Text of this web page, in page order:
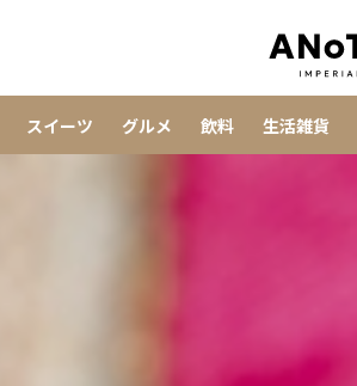
スイーツ グルメ 飲料 生活雑貨